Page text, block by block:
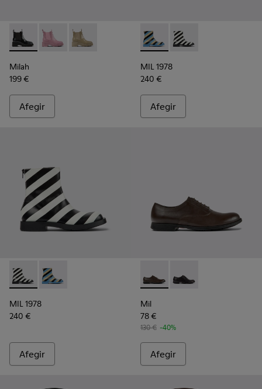
Milah - K400704-001 - Bota Chelsea de pell de color negre
Milah - K400704-003
Milah - K400704-002
Milah
199 €
Afegir
MIL 1978 - K400691-001 -
MIL 1978 -
MIL 1978
240 €
Afegir
MIL 1978 - K400691-002 - Botina de dona de pell de color
MIL 1978 - K400691-001 - Botina de dona de pell
MIL 1978
240 €
Afegir
Mil - K200918-006 - Sabata
Mil - K200918-001
Mil
78 €
130 € -40%
Afegir